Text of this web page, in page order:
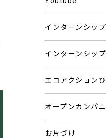
インターンシップ
インターンシップ
エコアクション
オープンカンパ
お片づけ